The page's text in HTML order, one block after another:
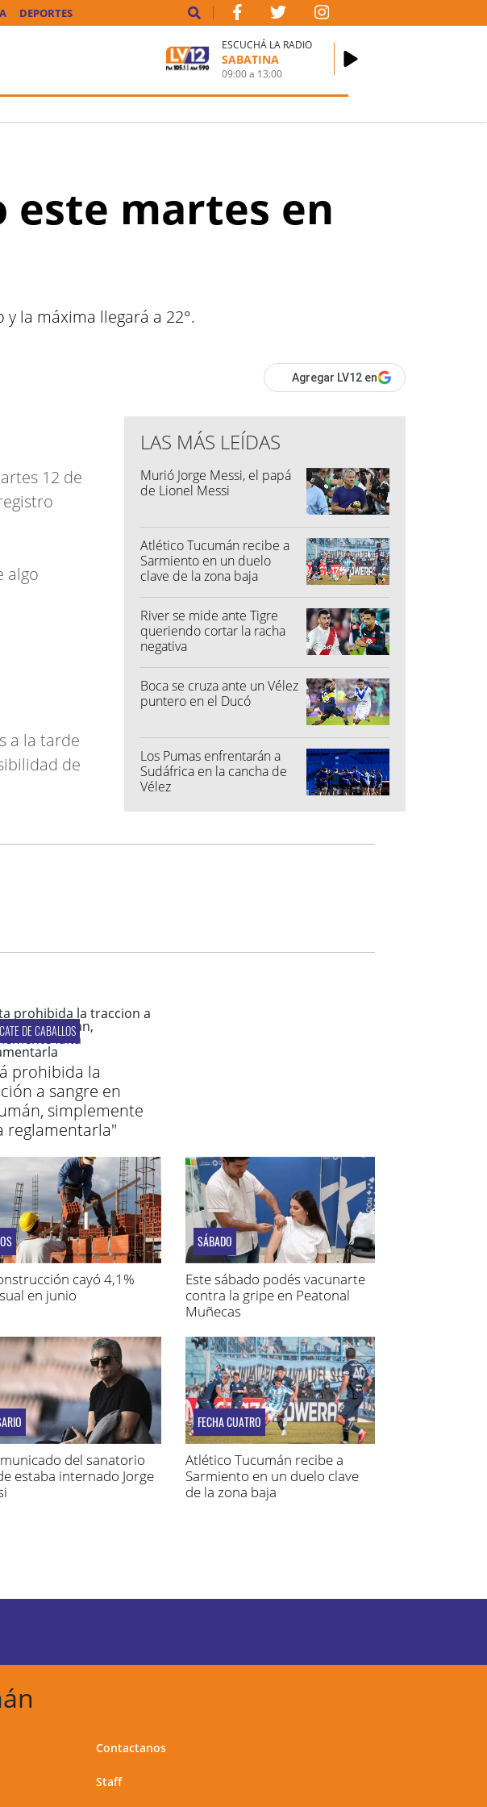
DEPORTES
ESCUCHÁ LA RADIO
SABATINA
09:00a 13:00
este martes en
la máxima llegará a 22°.
Agregar LV12 en
12 de
algo
a la tarde
de
LAS MÁS LEÍDAS
Murió Jorge Messi, el papá
de Lionel Messi
Atlético Tucumán recibe a
Sarmiento en un duelo
clave de la zona baja
River se mide ante Tigre
queriendo cortar la racha
negativa
Boca se cruza ante un Vélez
puntero en el Ducó
Los Pumas enfrentarán a
Sudáfrica en la cancha de
Vélez
DE CABALLOS
prohibida la
a sangre en
simplemente
reglamentarla"
cayó 4,1%
en junio
SÁBADO
Este sábado podés vacunarte
contra la gripe en Peatonal
Muñecas
del sanatorio
estaba internado Jorge
FECHA CUATRO
Atlético Tucumán recibe a
Sarmiento en un duelo clave
de la zona baja
Contactanos
Staff